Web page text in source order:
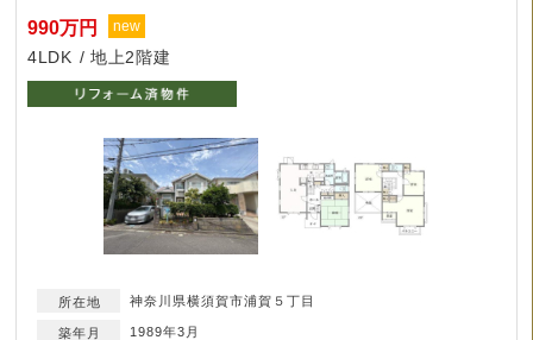
990万円
new
4LDK 地上2階建
神奈川県横須賀市浦賀５丁目
1989年3月